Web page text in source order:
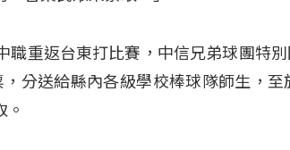
職重返台東打比賽，中信兄弟球團特
分送給縣內各級學校棒球隊師生，
。